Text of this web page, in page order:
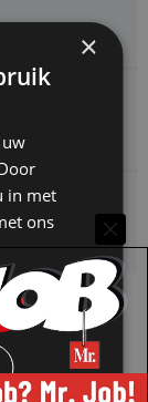
×
in met
ons